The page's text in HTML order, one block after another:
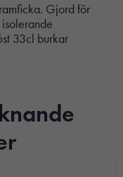
Gjord för
33cl burkar